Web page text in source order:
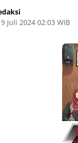
Juli 2024 02:03 WIB